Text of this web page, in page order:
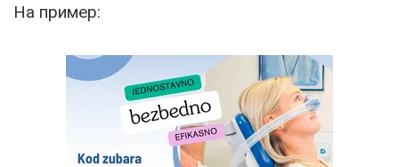
На пример: